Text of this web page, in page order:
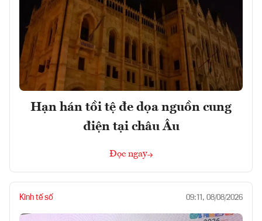
Hạn hán tồi tệ đe dọa nguồn cung
điện tại châu Âu
Đọc ngay
Kinh tế số 09:11, 08/08/2026